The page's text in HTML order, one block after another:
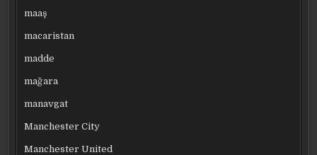
maaş
macaristan
madde
mağara
manavgat
Manchester City
Manchester United